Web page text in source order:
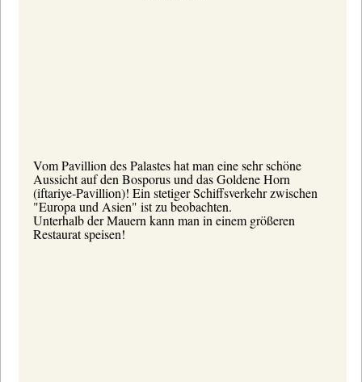
Vom Pavillion des Palastes hat man eine sehr schöne
Aussicht auf den Bosporus und das Goldene Horn
(iftariye-Pavillion)! Ein stetiger Schiffsverkehr zwischen
"Europa und Asien" ist zu beobachten.
Unterhalb der Mauern kann man in einem größeren
Restaurat speisen!